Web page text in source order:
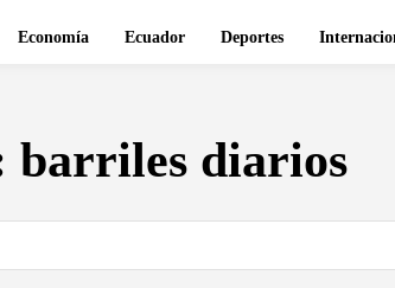
Economía Ecuador Deportes
barriles diarios